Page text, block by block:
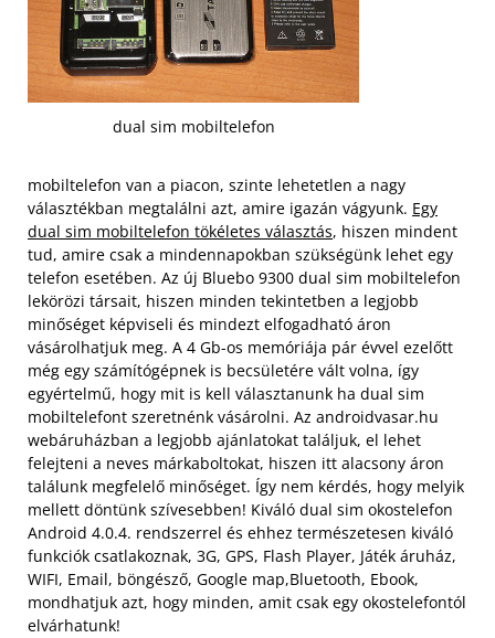
dual sim mobiltelefon
mobiltelefon van a piacon, szinte lehetetlen a nagy
választékban megtalálni azt, amire igazán vágyunk. Egy
dual sim mobiltelefon tökéletes választás, hiszen mindent
tud, amire csak a mindennapokban szükségünk lehet egy
telefon esetében. Az új Bluebo 9300 dual sim mobiltelefon
lekörözi társait, hiszen minden tekintetben a legjobb
minőséget képviseli és mindezt elfogadható áron
vásárolhatjuk meg. A 4 Gb-os memóriája pár évvel ezelőtt
még egy számítógépnek is becsületére vált volna, így
egyértelmű, hogy mit is kell választanunk ha dual sim
mobiltelefont szeretnénk vásárolni. Az androidvasar.hu
webáruházban a legjobb ajánlatokat találjuk, el lehet
felejteni a neves márkaboltokat, hiszen itt alacsony áron
találunk megfelelő minőséget. Így nem kérdés, hogy melyik
mellett döntünk szívesebben! Kiváló dual sim okostelefon
Android 4.0.4. rendszerrel és ehhez természetesen kiváló
funkciók csatlakoznak, 3G, GPS, Flash Player, Játék áruház,
WIFI, Email, böngésző, Google map,Bluetooth, Ebook,
mondhatjuk azt, hogy minden, amit csak egy okostelefontól
elvárhatunk!